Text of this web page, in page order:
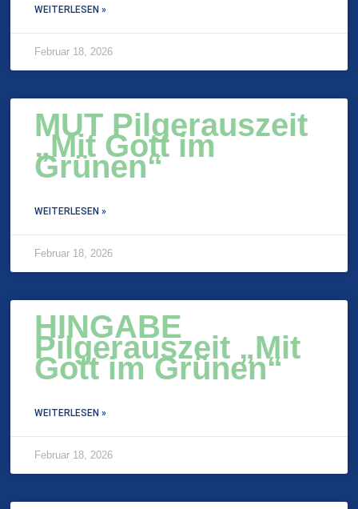
WEITERLESEN »
Februar 18, 2026
MUT Pilgerauszeit
„Mit Gott im
Grünen“
WEITERLESEN »
Februar 18, 2026
HINGABE
Pilgerauszeit „Mit
Gott im Grünen“
WEITERLESEN »
Februar 18, 2026